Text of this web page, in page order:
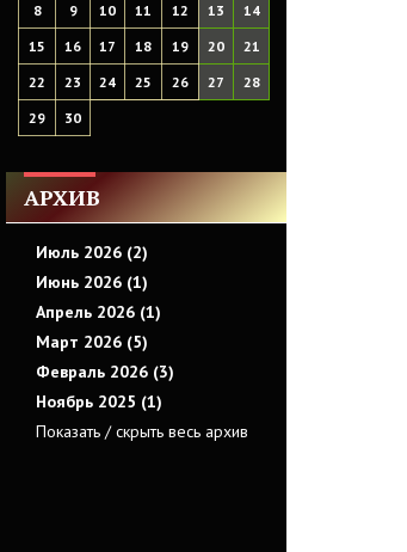
8
9 10 11 12 13
14
15
16 17 18 19 20
21
22
23 24 25 26 27
28
29
30
АРХИВ
Июль 2026 (2)
Июнь 2026 (1)
Апрель 2026 (1)
Март 2026 (5)
Февраль 2026 (3)
Ноябрь 2025 (1)
Показать / скрыть весь архив